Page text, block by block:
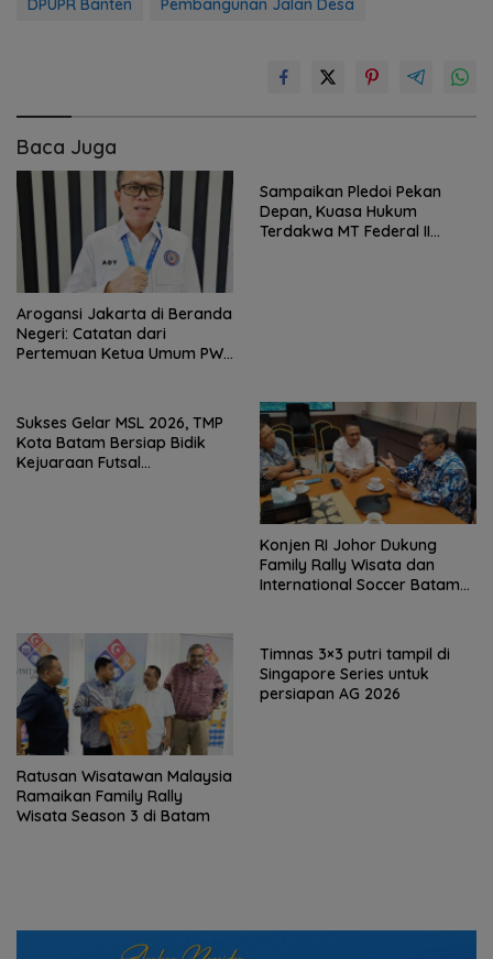
DPUPR Banten Pembangunan Jalan Desa
Baca Juga
Arogansi Jakarta di Beranda
Negeri: Catatan dari
Pertemuan Ketua Umum PWI
Sampaikan Pledoi Pekan
Depan, Kuasa Hukum
Terdakwa MT Federal II
Sukses Gelar MSL 2026, TMP
Kota Batam Bersiap Bidik
Kejuaraan Futsal
Konjen RI Johor Dukung
Family Rally Wisata dan
International Soccer Batam
Ratusan Wisatawan Malaysia
Ramaikan Family Rally
Wisata Season 3 di Batam
Timnas 3×3 putri tampil di
Singapore Series untuk
persiapan AG 2026